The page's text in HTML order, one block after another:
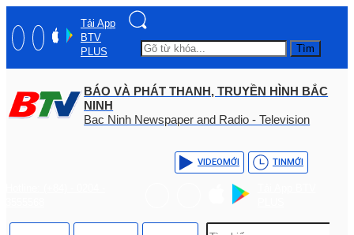
Tải App
BTV
PLUS
Tìm
BÁO VÀ PHÁT THANH, TRUYỀN HÌNH BẮC
NINH
Bac Ninh Newspaper and Radio - Television
VIDEOMỚI TINMỚI